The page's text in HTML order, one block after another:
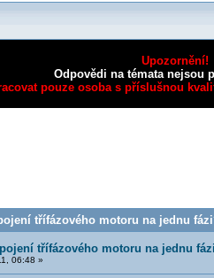
Upozornění!
Odpovědi na témata nejsou
pouze osoba s příslušnou
třífázového motoru na jednu
třífázového motoru na jednu
06:48 »